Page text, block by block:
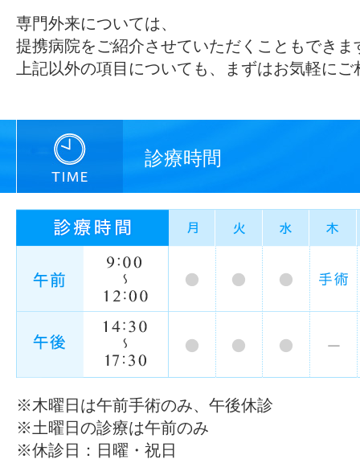
専門外来については、
提携病院をご紹介させていただくこともできま
上記以外の項目についても、まずはお気軽に
診療時間
※木曜日は午前手術のみ、午後休診
※土曜日の診療は午前のみ
※休診日：日曜・祝日